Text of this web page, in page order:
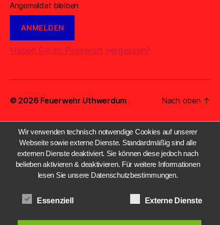
Angemeldet bleiben
Haben Sie Ihr Passwort vergessen?
© 2026 Feuerwehr Uthwerdum Nach oben ↑
Wir verwenden technisch notwendige Cookies auf unserer
Webseite sowie externe Dienste. Standardmäßig sind alle
externen Dienste deaktiviert. Sie können diese jedoch nach
belieben aktivieren & deaktivieren. Für weitere Informationen
lesen Sie unsere Datenschutzbestimmungen.
Essenziell Externe Dienste